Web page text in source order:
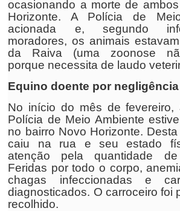
ocasionando a morte de
Horizonte. A Polícia de
acionada e, segundo
moradores, os animais
da Raiva (uma zoonose
porque necessita de laudo
Equino doente por negligência
No início do mês de fevereiro,
Polícia de Meio Ambiente
no bairro Novo Horizonte.
caiu na rua e seu estado
atenção pela quantidade de
Feridas por todo o corpo,
chagas infeccionadas e
diagnosticados. O carroceiro foi
recolhido.